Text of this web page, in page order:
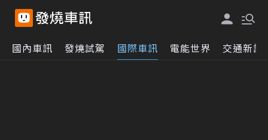
國內車訊 發燒試駕 國際車訊 電能世界 交通新訊